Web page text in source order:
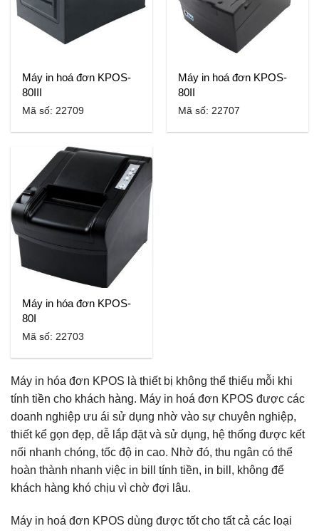
Máy in hoá đơn KPOS-
80III
Mã số: 22709
Máy in hoá đơn KPOS-
80II
Mã số: 22707
Máy in hóa đơn KPOS-
80I
Mã số: 22703
Máy in hóa đơn KPOS là thiết bị không thể thiếu mỗi khi
tính tiền cho khách hàng. Máy in hoá đơn KPOS được các
doanh nghiệp ưu ái sử dụng nhờ vào sự chuyên nghiệp,
thiết kể gọn đẹp, dễ lắp đặt và sử dụng, hệ thống được kết
nối nhanh chóng, tốc độ in cao. Nhờ đó, thu ngân có thể
hoàn thành nhanh việc in bill tính tiền, in bill, không để
khách hàng khó chịu vì chờ đợi lâu.
Máy in hoá đơn KPOS dùng được tốt cho tất cả các loại